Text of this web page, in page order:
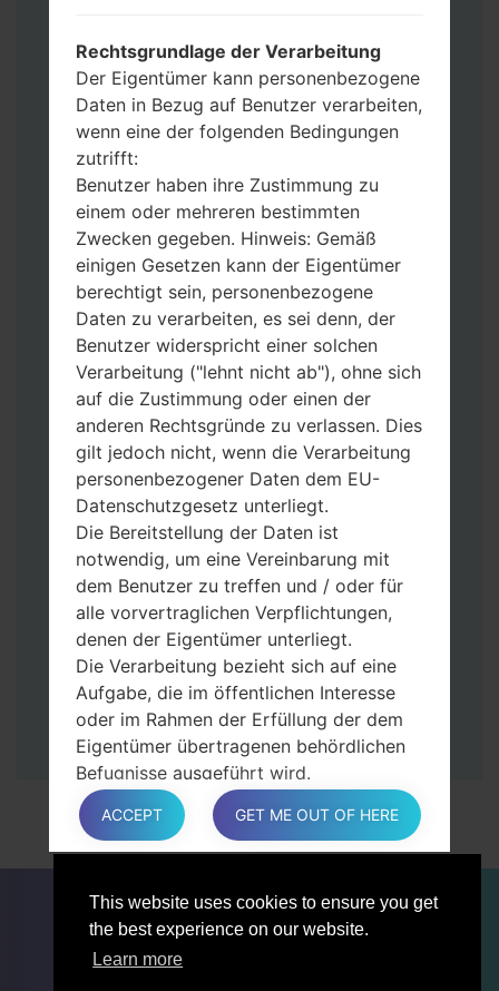
This website uses cookies to ensure you get
the best experience on our website.
Learn more
möchten, wählen Sie CSC_***, in einem
anderen Fall wählen Sie HOME_CSC_***
um Ihre Daten zu speichern.
Jetzt schalten Sie das Gerät aus und
aktivieren Sie Download-Modus. Alle
Methoden, wie es geht:
Halten Sie die Power-, Lautstärke- und
Bixbi- Tasten gedrückt.
Halten Sie Lauter- und Leiser-Tasten
gedrückt. Schließen Sie das Telefon mit
einem USB-Kabel an den PC an.
Halten Sie die Power-, Lauter- und
Home-Tasten gedrückt.
Schließen Sie das USB-Kabel an und
halten Sie die Leiser- und Bixbi-Tasten
gedrückt.
Halten Sie die Power- und Lauter-
Tasten gedrückt.
Dann schließen Sie das Telefon an den PC
an, das Programm Odin erkennt Ihr Gerät
und „COM port number“ wird auf dem
Bildschirm angezeigt.
Geben Sie nur die „F. Reset”-Zeit und
„Auto-Rebot“ an.
Zum Schluss klicken Sie „Start“-Taste auf.
Ihr Gerät wird neu gestartet und von PC
getrennt.
Rechtsgrundlage der Verarbeitung
Der Eigentümer kann personenbezogene
Daten in Bezug auf Benutzer verarbeiten,
wenn eine der folgenden Bedingungen
zutrifft:
Benutzer haben ihre Zustimmung zu
einem oder mehreren bestimmten
Zwecken gegeben. Hinweis: Gemäß
einigen Gesetzen kann der Eigentümer
berechtigt sein, personenbezogene
Daten zu verarbeiten, es sei denn, der
Benutzer widerspricht einer solchen
Verarbeitung ("lehnt nicht ab"), ohne sich
auf die Zustimmung oder einen der
anderen Rechtsgründe zu verlassen. Dies
gilt jedoch nicht, wenn die Verarbeitung
personenbezogener Daten dem EU-
Datenschutzgesetz unterliegt.
Die Bereitstellung der Daten ist
notwendig, um eine Vereinbarung mit
dem Benutzer zu treffen und / oder für
alle vorvertraglichen Verpflichtungen,
denen der Eigentümer unterliegt.
Die Verarbeitung bezieht sich auf eine
Aufgabe, die im öffentlichen Interesse
oder im Rahmen der Erfüllung der dem
Eigentümer übertragenen behördlichen
Befugnisse ausgeführt wird.
Die Verarbeitung ist für berechtigte
Interessen des Eigentümers oder eines
Dritten erforderlich.
bei der Erläuterung des für die
Verarbeitung geltenden rechtlichen
Rahmens und insbesondere, ob die
ACCEPT GET ME OUT OF HERE